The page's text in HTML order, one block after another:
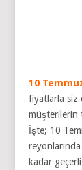
10
fiyatlarla siz
müşterilerin
İşte; 10
kadar